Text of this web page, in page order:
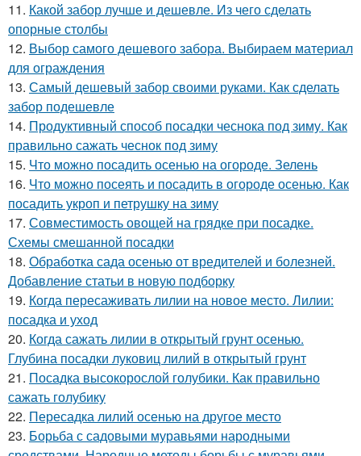
11. Какой забор лучше и дешевле. Из чего сделать
опорные столбы
12. Выбор самого дешевого забора. Выбираем материал
для ограждения
13. Самый дешевый забор своими руками. Как сделать
забор подешевле
14. Продуктивный способ посадки чеснока под зиму. Как
правильно сажать чеснок под зиму
15. Что можно посадить осенью на огороде. Зелень
16. Что можно посеять и посадить в огороде осенью. Как
посадить укроп и петрушку на зиму
17. Совместимость овощей на грядке при посадке.
Схемы смешанной посадки
18. Обработка сада осенью от вредителей и болезней.
Добавление статьи в новую подборку
19. Когда пересаживать лилии на новое место. Лилии:
посадка и уход
20. Когда сажать лилии в открытый грунт осенью.
Глубина посадки луковиц лилий в открытый грунт
21. Посадка высокорослой голубики. Как правильно
сажать голубику
22. Пересадка лилий осенью на другое место
23. Борьба с садовыми муравьями народными